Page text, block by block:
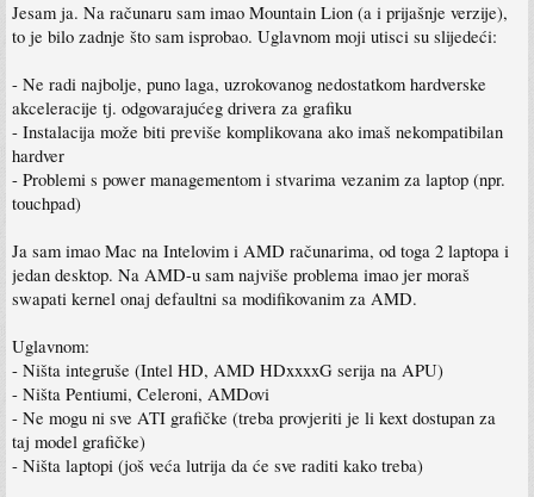
Jesam ja. Na računaru sam imao Mountain Lion (a i prijašnje verzije),
to je bilo zadnje što sam isprobao. Uglavnom moji utisci su slijedeći:
- Ne radi najbolje, puno laga, uzrokovanog nedostatkom hardverske
akceleracije tj. odgovarajućeg drivera za grafiku
- Instalacija može biti previše komplikovana ako imaš nekompatibilan
hardver
- Problemi s power managementom i stvarima vezanim za laptop (npr.
touchpad)
Ja sam imao Mac na Intelovim i AMD računarima, od toga 2 laptopa i
jedan desktop. Na AMD-u sam najviše problema imao jer moraš
swapati kernel onaj defaultni sa modifikovanim za AMD.
Uglavnom:
- Ništa integruše (Intel HD, AMD HDxxxxG serija na APU)
- Ništa Pentiumi, Celeroni, AMDovi
- Ne mogu ni sve ATI grafičke (treba provjeriti je li kext dostupan za
taj model grafičke)
- Ništa laptopi (još veća lutrija da će sve raditi kako treba)